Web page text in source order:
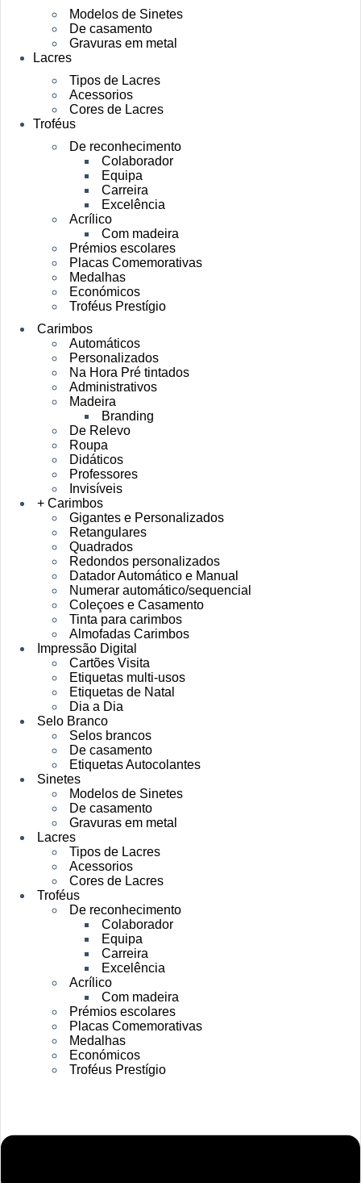
Modelos de Sinetes
De casamento
Gravuras em metal
Lacres
Tipos de Lacres
Acessorios
Cores de Lacres
Troféus
De reconhecimento
Colaborador
Equipa
Carreira
Excelência
Acrílico
Com madeira
Prémios escolares
Placas Comemorativas
Medalhas
Económicos
Troféus Prestígio
Carimbos
Automáticos
Personalizados
Na Hora Pré tintados
Administrativos
Madeira
Branding
De Relevo
Roupa
Didáticos
Professores
Invisíveis
+ Carimbos
Gigantes e Personalizados
Retangulares
Quadrados
Redondos personalizados
Datador Automático e Manual
Numerar automático/sequencial
Coleçoes e Casamento
Tinta para carimbos
Almofadas Carimbos
Impressão Digital
Cartões Visita
Etiquetas multi-usos
Etiquetas de Natal
Dia a Dia
Selo Branco
Selos brancos
De casamento
Etiquetas Autocolantes
Sinetes
Modelos de Sinetes
De casamento
Gravuras em metal
Lacres
Tipos de Lacres
Acessorios
Cores de Lacres
Troféus
De reconhecimento
Colaborador
Equipa
Carreira
Excelência
Acrílico
Com madeira
Prémios escolares
Placas Comemorativas
Medalhas
Económicos
Troféus Prestígio